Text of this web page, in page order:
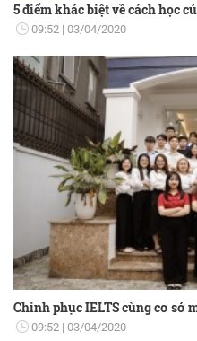
5 điểm khác biệt về cách học
09:52 03/04/2020
Chinh phục IELTS cùng cơ sở
09:52 03/04/2020